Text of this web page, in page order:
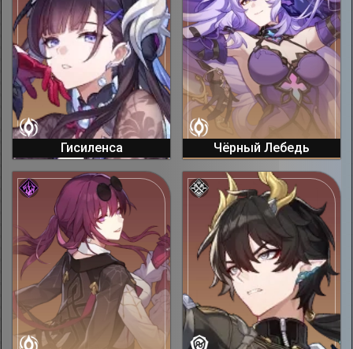
Гисиленса Чёрный Лебедь